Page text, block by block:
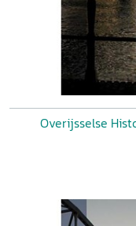
Overijsselse